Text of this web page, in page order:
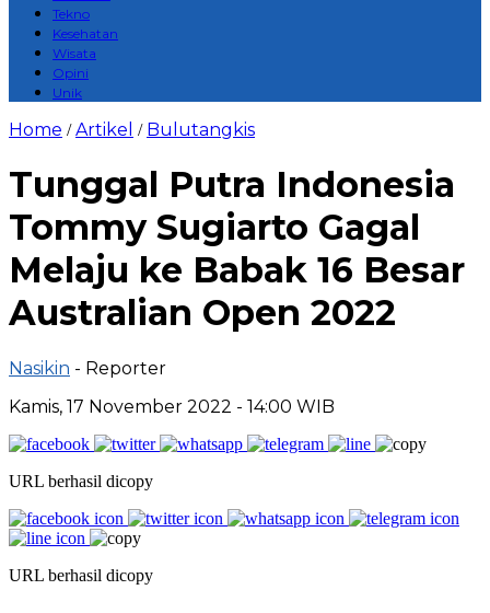
Tekno
Kesehatan
Wisata
Opini
Unik
Home /Artikel / Bulutangkis
Tunggal Putra Indonesia
Tommy Sugiarto Gagal
Melaju ke Babak 16 Besar
Australian Open 2022
Nasikin - Reporter
Kamis, 17 November 2022 - 14:00 WIB
URL berhasil dicopy
URL berhasil dicopy